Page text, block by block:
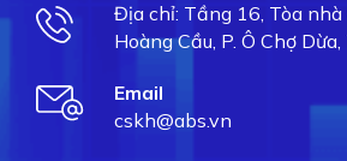
Địa chỉ: Tầng 16, Tòa nhà
Hoàng Cầu, P. Ô Chợ
Email
cskh@abs.vn